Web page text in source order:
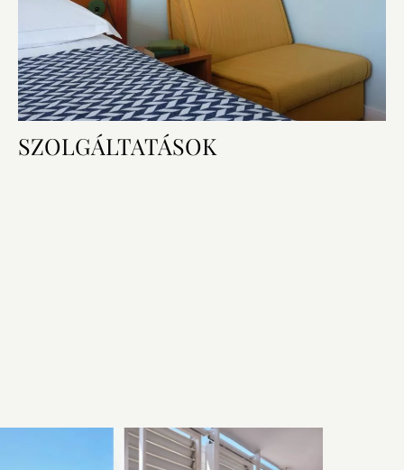
SZOLGÁLTATÁSOK